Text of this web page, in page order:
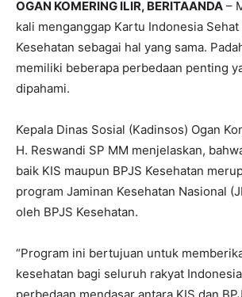
OGAN KOMERING ILIR, BERITAANDA –
kali menganggap Kartu Indonesia Sehat
Kesehatan sebagai hal yang sama.
memiliki beberapa perbedaan penting
dipahami.
Kepala Dinas Sosial (Kadinsos) Ogan
H. Reswandi SP MM menjelaskan,
baik KIS maupun BPJS Kesehatan
program Jaminan Kesehatan Nasional
oleh BPJS Kesehatan.
“Program ini bertujuan untuk
kesehatan bagi seluruh rakyat